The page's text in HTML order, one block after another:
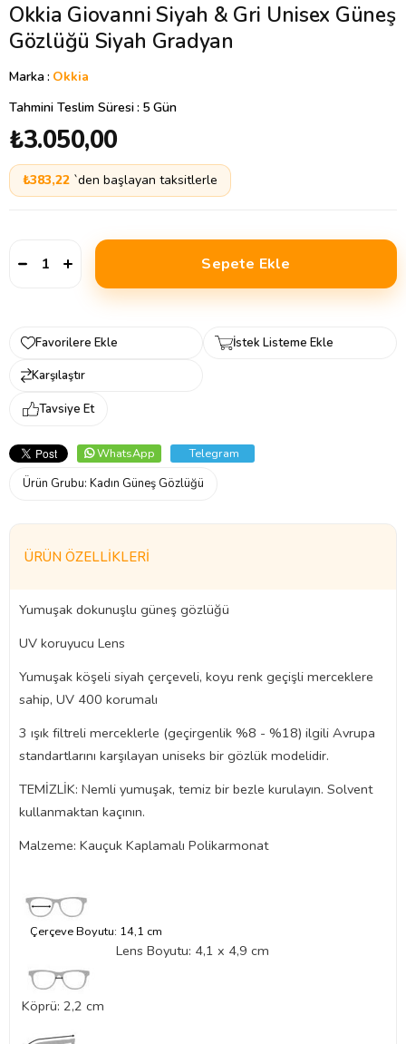
Okkia Giovanni Siyah & Gri Unisex Güneş
Gözlüğü Siyah Gradyan
Marka: Okkia
Tahmini Teslim Süresi: 5 Gün
₺3.050,00
₺383,22 `den başlayan taksitlerle
Favorilere Ekle
İstek Listeme Ekle
Karşılaştır
Tavsiye Et
WhatsApp
Telegram
Ürün Grubu: Kadın Güneş Gözlüğü
ÜRÜN ÖZELLIKLERI
Yumuşak dokunuşlu güneş gözlüğü
UV koruyucu Lens
Yumuşak köşeli siyah çerçeveli, koyu renk geçişli merceklere
sahip, UV 400 korumalı
3 ışık filtreli merceklerle (geçirgenlik %8 - %18) ilgili Avrupa
standartlarını karşılayan uniseks bir gözlük modelidir.
TEMİZLİK: Nemli yumuşak, temiz bir bezle kurulayın. Solvent
kullanmaktan kaçının.
Malzeme: Kauçuk Kaplamalı Polikarmonat
Çerçeve Boyutu: 14,1 cm
Lens Boyutu: 4,1 x 4,9 cm
Köprü: 2,2 cm